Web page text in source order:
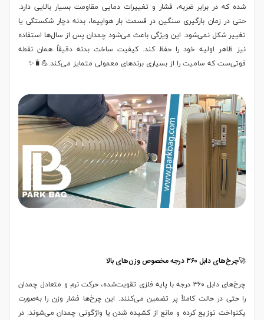
شده که در برابر ضربه، فشار و تغییرات دمایی مقاومت بسیار بالایی دارد.
حتی در زمان بارگیری سنگین در قسمت بار هواپیما، بدنه دچار شکستگی یا
تغییر شکل نمی‌شود. این ویژگی باعث می‌شود چمدان پس از سال‌ها استفاده
نیز ظاهر اولیه خود را حفظ کند. کیفیت ساخت بدنه دقیقاً همان نقطه
قوتی‌ست که سامیت را از بسیاری برندهای معمولی متمایز می‌کند.💪🧳✨
🚀چرخ‌های دابل ۳۶۰ درجه مخصوص وزن‌های بالا
چرخ‌های دابل ۳۶۰ درجه با پایه فلزی تقویت‌شده، حرکت نرم و متعادل چمدان
را حتی در حالت کاملاً پر تضمین می‌کنند. این چرخ‌ها فشار وزن را به‌صورت
یکنواخت توزیع کرده و مانع از کشیده شدن یا واژگونی چمدان می‌شوند. در